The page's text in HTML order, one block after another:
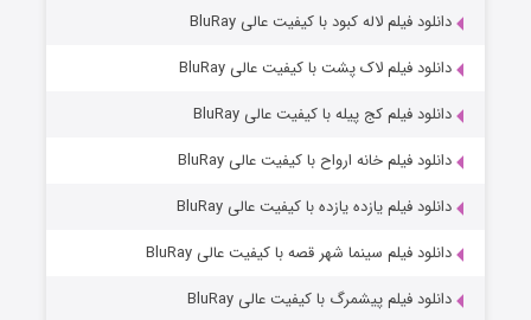
دانلود فیلم لاله کبود با کیفیت عالی BluRay
دانلود فیلم لاک پشت با کیفیت عالی BluRay
دانلود فیلم کج‌ پیله با کیفیت عالی BluRay
دانلود فیلم خانه ارواح با کیفیت عالی BluRay
دانلود فیلم یازده یازده با کیفیت عالی BluRay
دانلود فیلم سینما شهر قصه با کیفیت عالی BluRay
دانلود فیلم پیشمرگ با کیفیت عالی BluRay